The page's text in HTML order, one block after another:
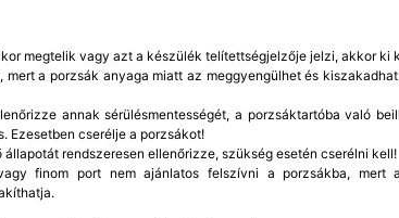
megtelik vagy azt a készülék telítettségjelzője jelzi, akkor ki
a porzsák anyaga miatt az meggyengülhet és
annak sérülésmentességét, a porzsáktartóba való
Ezesetben cserélje a porzsákot!
rendszeresen ellenőrizze, szükség esetén cserélni kell!
finom port nem ajánlatos felszívni a porzsákba, mert